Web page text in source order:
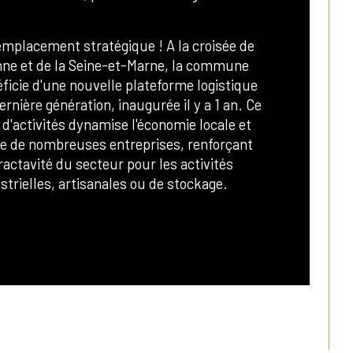
de chauffage
de chauffagestratégique ! A la croisée de
et de la Seine-et-Marne, la commune
d'une nouvelle plateforme logistique
génération, inaugurée il y a 1 an. Ce
d'activités dynamise l'économie locale et
de nombreuses entreprises, renforçant
du secteur pour les activités
artisanales ou de stockage.
clos de 7500m²,